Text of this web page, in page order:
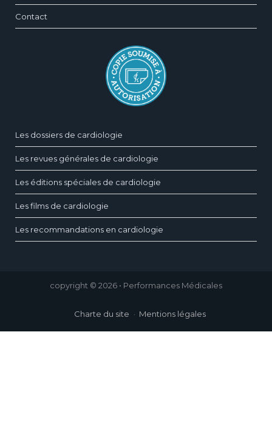
Contact
Les dossiers de cardiologie
Les revues générales de cardiologie
Les éditions spéciales de cardiologie
Les films de cardiologie
Les recommandations en cardiologie
copyright © 2026 • Performances Médicales
Charte du site Mentions légales